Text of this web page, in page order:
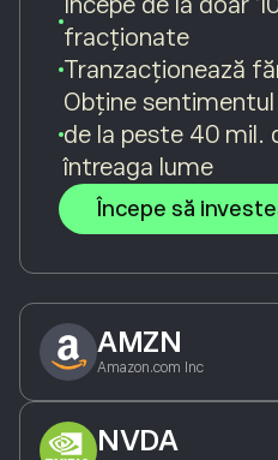
fracționate
Tranzacționează
Obține sentimentul
de la peste 40 mil.
întreaga lume
Începe să
AMZN
Amazon.com Inc
NVDA